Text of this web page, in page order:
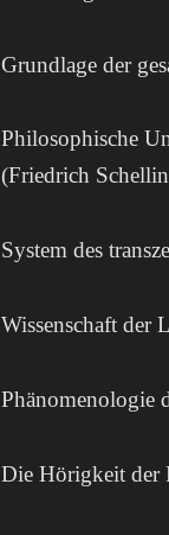
Grundlage der
Philosophische
(Friedrich
System des
Wissenschaft der
Phänomenologie
Die Hörigkeit der